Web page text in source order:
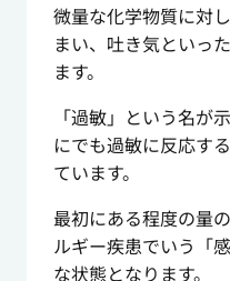
微量な化学物質に対
まい、吐き気といっ
ます。
「過敏」という名が
にでも過敏に反応す
ています。
最初にある程度の量
ルギー疾患でいう「
な状態となります。